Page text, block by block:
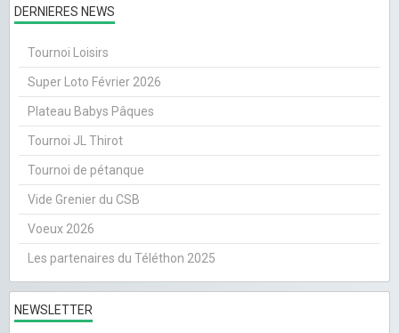
DERNIERES NEWS
Tournoi Loisirs
Super Loto Février 2026
Plateau Babys Pâques
Tournoi JL Thirot
Tournoi de pétanque
Vide Grenier du CSB
Voeux 2026
Les partenaires du Téléthon 2025
NEWSLETTER